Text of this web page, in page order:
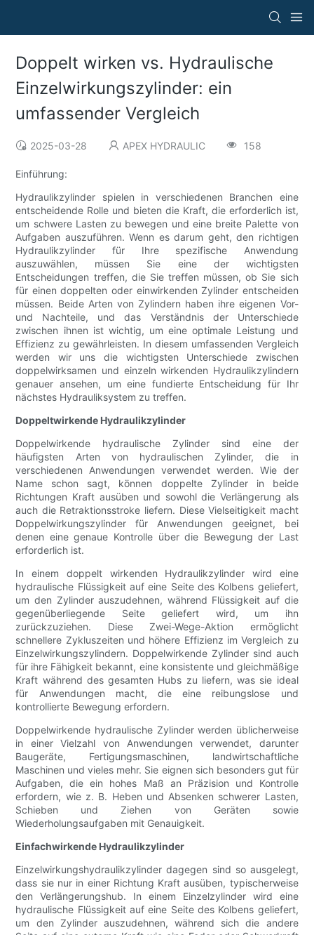
Doppelt wirken vs. Hydraulische
Einzelwirkungszylinder: ein
umfassender Vergleich
2025-03-28 APEX HYDRAULIC 158
Einführung:
Hydraulikzylinder spielen in verschiedenen Branchen eine
entscheidende Rolle und bieten die Kraft, die erforderlich ist,
um schwere Lasten zu bewegen und eine breite Palette von
Aufgaben auszuführen. Wenn es darum geht, den richtigen
Hydraulikzylinder für Ihre spezifische Anwendung
auszuwählen, müssen Sie eine der wichtigsten
Entscheidungen treffen, die Sie treffen müssen, ob Sie sich
für einen doppelten oder einwirkenden Zylinder entscheiden
müssen. Beide Arten von Zylindern haben ihre eigenen Vor-
und Nachteile, und das Verständnis der Unterschiede
zwischen ihnen ist wichtig, um eine optimale Leistung und
Effizienz zu gewährleisten. In diesem umfassenden Vergleich
werden wir uns die wichtigsten Unterschiede zwischen
doppelwirksamen und einzeln wirkenden Hydraulikzylindern
genauer ansehen, um eine fundierte Entscheidung für Ihr
nächstes Hydrauliksystem zu treffen.
Doppeltwirkende Hydraulikzylinder
Doppelwirkende hydraulische Zylinder sind eine der
häufigsten Arten von hydraulischen Zylinder, die in
verschiedenen Anwendungen verwendet werden. Wie der
Name schon sagt, können doppelte Zylinder in beide
Richtungen Kraft ausüben und sowohl die Verlängerung als
auch die Retraktionsstroke liefern. Diese Vielseitigkeit macht
Doppelwirkungszylinder für Anwendungen geeignet, bei
denen eine genaue Kontrolle über die Bewegung der Last
erforderlich ist.
In einem doppelt wirkenden Hydraulikzylinder wird eine
hydraulische Flüssigkeit auf eine Seite des Kolbens geliefert,
um den Zylinder auszudehnen, während Flüssigkeit auf die
gegenüberliegende Seite geliefert wird, um ihn
zurückzuziehen. Diese Zwei-Wege-Aktion ermöglicht
schnellere Zykluszeiten und höhere Effizienz im Vergleich zu
Einzelwirkungszylindern. Doppelwirkende Zylinder sind auch
für ihre Fähigkeit bekannt, eine konsistente und gleichmäßige
Kraft während des gesamten Hubs zu liefern, was sie ideal
für Anwendungen macht, die eine reibungslose und
kontrollierte Bewegung erfordern.
Doppelwirkende hydraulische Zylinder werden üblicherweise
in einer Vielzahl von Anwendungen verwendet, darunter
Baugeräte, Fertigungsmaschinen, landwirtschaftliche
Maschinen und vieles mehr. Sie eignen sich besonders gut für
Aufgaben, die ein hohes Maß an Präzision und Kontrolle
erfordern, wie z. B. Heben und Absenken schwerer Lasten,
Schieben und Ziehen von Geräten sowie
Wiederholungsaufgaben mit Genauigkeit.
Einfachwirkende Hydraulikzylinder
Einzelwirkungshydraulikzylinder dagegen sind so ausgelegt,
dass sie nur in einer Richtung Kraft ausüben, typischerweise
den Verlängerungshub. In einem Einzelzylinder wird eine
hydraulische Flüssigkeit auf eine Seite des Kolbens geliefert,
um den Zylinder auszudehnen, während sich die andere